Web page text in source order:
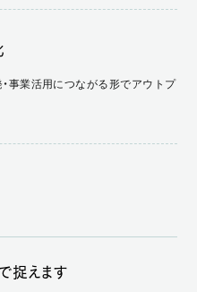
・事業活用につながる形でアウトプ
捉えます